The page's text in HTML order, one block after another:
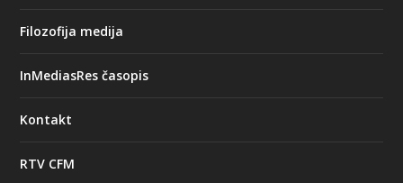
Filozofija medija
InMediasRes časopis
Kontakt
RTV CFM